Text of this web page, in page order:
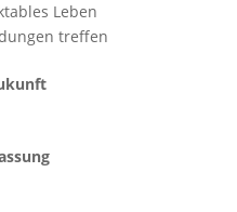
Leben
treffen